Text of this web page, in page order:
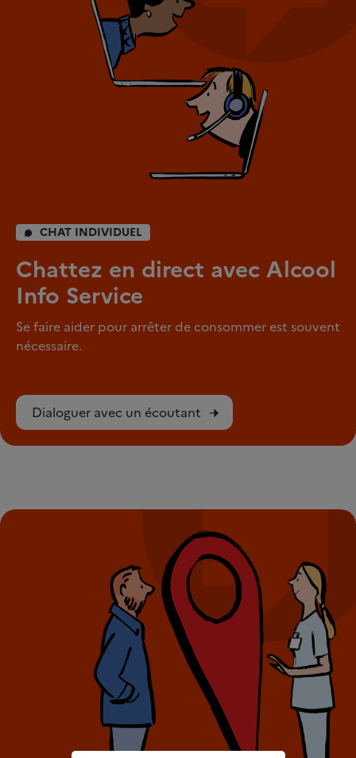
CHAT INDIVIDUEL
Chattez en direct avec Alcool
Info Service
Se faire aider pour arrêter de consommer est souvent
nécessaire.
Dialoguer avec un écoutant